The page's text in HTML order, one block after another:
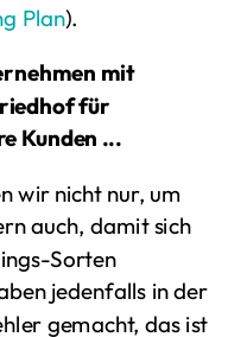
Plan).
mit
für
Kunden ...
wir nicht nur, um
auch, damit sich
Sorten
jedenfalls in der
gemacht, das ist